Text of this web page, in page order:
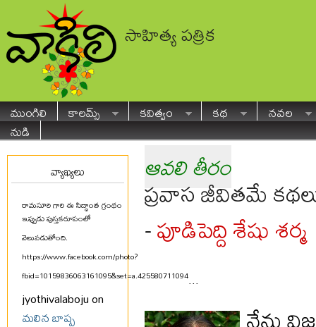
సాహిత్య పత్రిక
ముంగిలి కాలమ్స్ కవిత్వం కథ
నవల
నుడి
వ్యాఖ్యలు
రామసూరి గారి ఈ సిద్ధాంత గ్రంథం
ఇప్పుడు పుస్తకరూపంలో
వెలువడుతోంది.
https://www.facebook.com/photo?
fbid=10159836063161095&set=a.425580711094...
jyothivalaboju on
మలిన బాష్ప
ఆవలి తీరం
ప్రవాస జీవితమే
-పూడిపెద్ది శేషు శర్మ